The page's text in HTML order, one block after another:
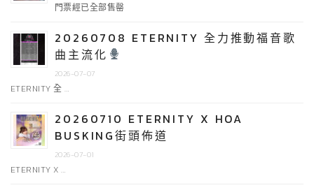
門票經已全部售罄
20260708 ETERNITY 全力推動福音歌
曲主流化
2026-07-07
ETERNITY 全 …
20260710 ETERNITY X HOA
BUSKING街頭佈道
2026-07-01
ETERNITY X …